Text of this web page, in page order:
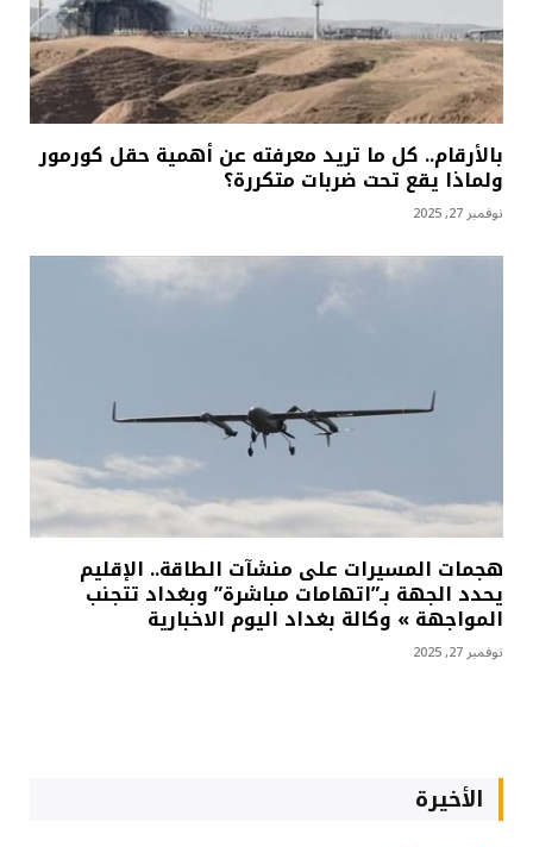
بالأرقام.. كل ما تريد معرفته عن أهمية حقل كورمور
ولماذا يقع تحت ضربات متكررة؟
نوفمبر 27, 2025
هجمات المسيرات على منشآت الطاقة.. الإقليم
يحدد الجهة بـ”اتهامات مباشرة” وبغداد تتجنب
المواجهة » وكالة بغداد اليوم الاخبارية
نوفمبر 27, 2025
الأخيرة